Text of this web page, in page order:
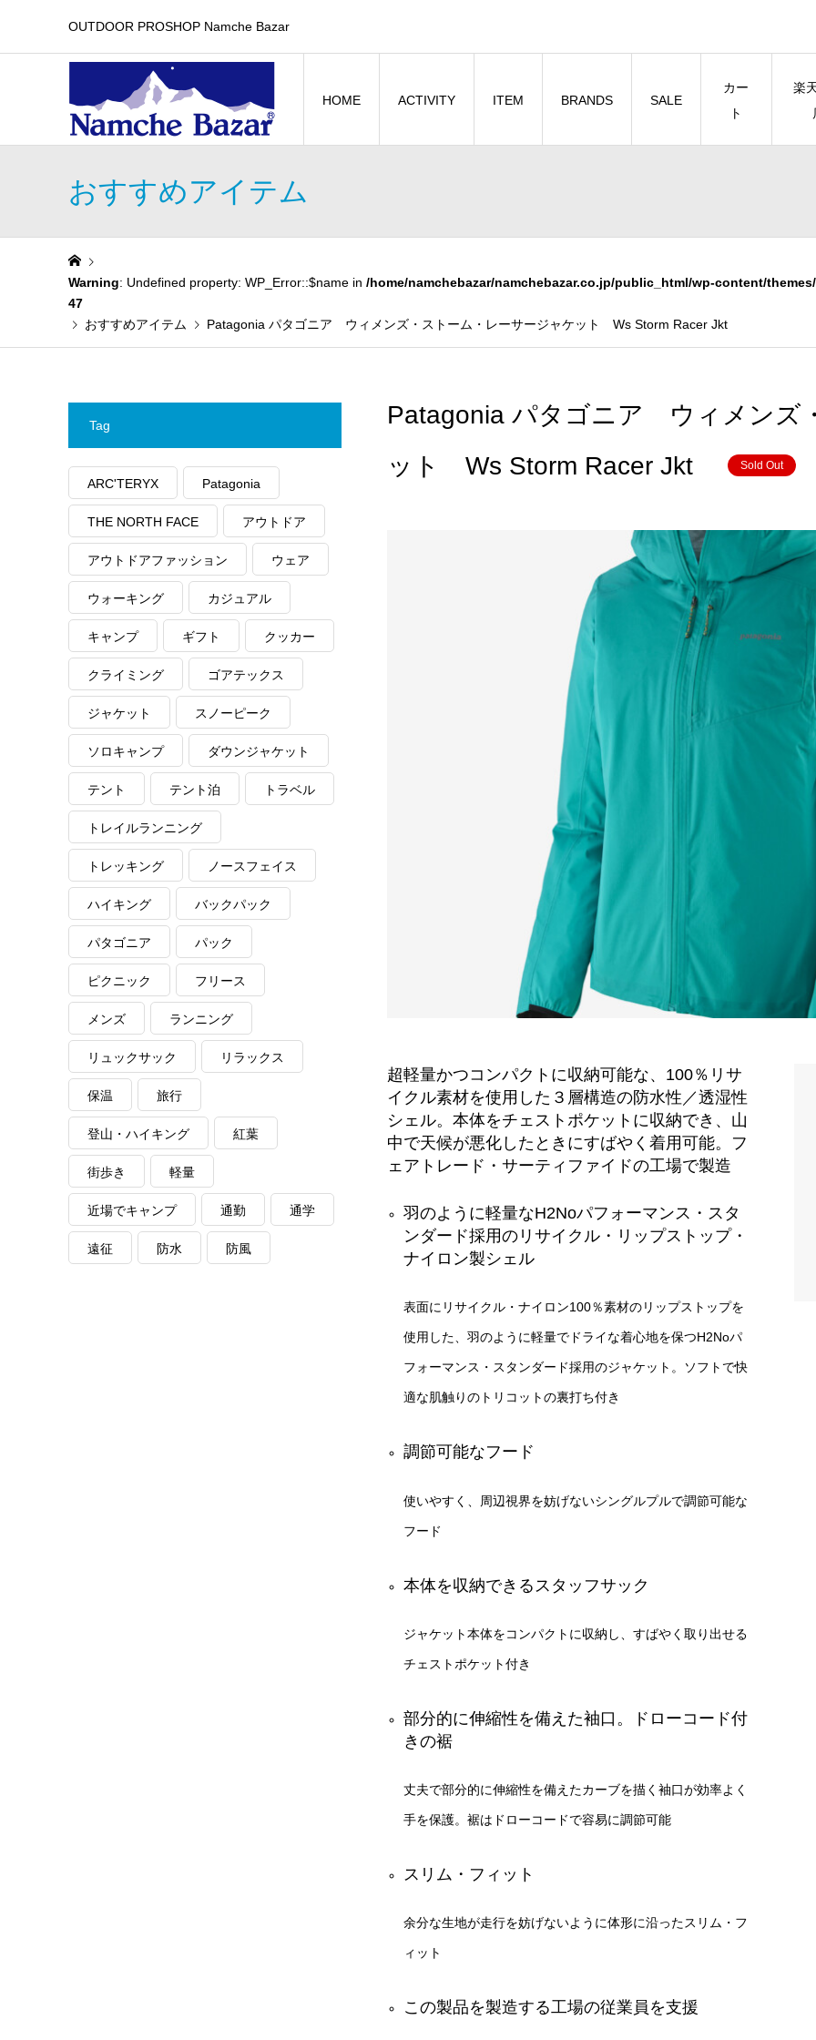
OUTDOOR PROSHOP Namche Bazar
HOME ACTIVITY ITEM BRANDS SALE
カー
ト
楽
おすすめアイテム
Warning: Undefined property: WP_Error::$name in /home/namchebazar/namchebazar.co.jp/public_html/wp-content/
47
おすすめアイテム
Patagonia パタゴニア ウィメンズ・ストーム・レーサージャケット Ws Storm Racer Jkt
Patagonia パタゴニア ウィメンズ
ット Ws Storm Racer Jkt
Sold Out
超軽量かつコンパクトに収納可能な、100％リサ
イクル素材を使用した３層構造の防水性／透湿性
シェル。本体をチェストポケットに収納でき、山
中で天候が悪化したときにすばやく着用可能。フ
ェアトレード・サーティファイドの工場で製造
羽のように軽量なH2Noパフォーマンス・スタ
ンダード採用のリサイクル・リップストップ・
ナイロン製シェル
表面にリサイクル・ナイロン100％素材のリップストップを
使用した、羽のように軽量でドライな着心地を保つH2Noパ
フォーマンス・スタンダード採用のジャケット。ソフトで快
適な肌触りのトリコットの裏打ち付き
調節可能なフード
使いやすく、周辺視界を妨げないシングルプルで調節可能な
フード
本体を収納できるスタッフサック
ジャケット本体をコンパクトに収納し、すばやく取り出せる
チェストポケット付き
部分的に伸縮性を備えた袖口。ドローコード付
きの裾
丈夫で部分的に伸縮性を備えたカーブを描く袖口が効率よく
手を保護。裾はドローコードで容易に調節可能
スリム・フィット
余分な生地が走行を妨げないように体形に沿ったスリム・フ
ィット
この製品を製造する工場の従業員を支援
Tag
ARC'TERYX Patagonia
THE NORTH FACE アウトドア
アウトドアファッション ウェア
ウォーキング カジュアル
キャンプ ギフト クッカー
クライミング ゴアテックス
ジャケット スノーピーク
ソロキャンプ ダウンジャケット
テント テント泊 トラベル
トレイルランニング
トレッキング ノースフェイス
ハイキング バックパック
パタゴニア パック
ピクニック フリース
メンズ ランニング
リュックサック リラックス
保温 旅行
登山・ハイキング 紅葉
街歩き 軽量
近場でキャンプ 通勤 通学
遠征 防水 防風